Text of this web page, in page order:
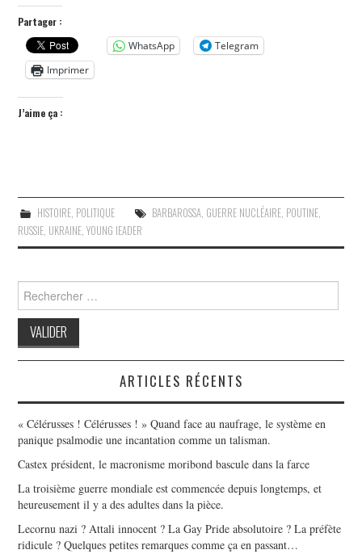
Partager :
WhatsApp
Telegram
Imprimer
J’aime ça :
HISTOIRE, POLITIQUE BARBAROSSA, GUERRE NUCLÉAIRE, POUTINE,
RUSSIE, UKRAINE,YOUNG IEADER
Search
for:
ARTICLES RÉCENTS
« Célérusses ! Célérusses ! » Quand face au naufrage, le système en
panique psalmodie une incantation comme un talisman.
Castex président, le macronisme moribond bascule dans la farce
La troisième guerre mondiale est commencée depuis longtemps, et
heureusement il y a des adultes dans la pièce.
Lecornu nazi ? Attali innocent ? La Gay Pride absolutoire ? La préfète
ridicule ? Quelques petites remarques comme ça en passant…